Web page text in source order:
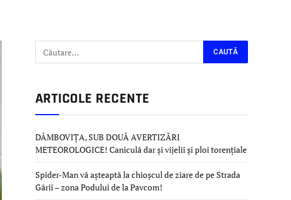
ARTICOLE RECENTE
DÂMBOVIȚA, SUB DOUĂ AVERTIZĂRI
METEOROLOGICE! Caniculă dar și vijelii și ploi torențiale
Spider-Man vă așteaptă la chioșcul de ziare de pe Strada
Gării – zona Podului de la Pavcom!